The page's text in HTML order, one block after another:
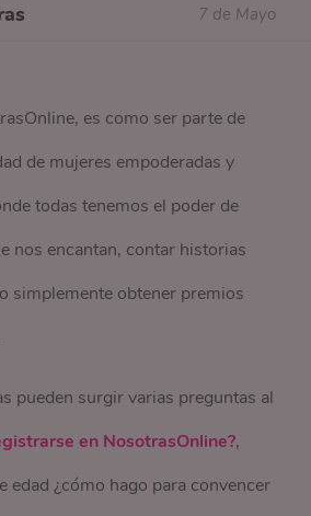
7 de Mayo
es como ser parte de
de mujeres empoderadas y
todas tenemos el poder de
nos encantan, contar historias
simplemente obtener premios
pueden surgir varias preguntas al
en NosotrasOnline?,
edad ¿cómo hago para convencer